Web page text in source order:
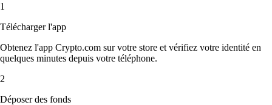
1
Télécharger l'app
Obtenez l'app Crypto.com sur votre store et vérifiez votre identité en
quelques minutes depuis votre téléphone.
2
Déposer des fonds